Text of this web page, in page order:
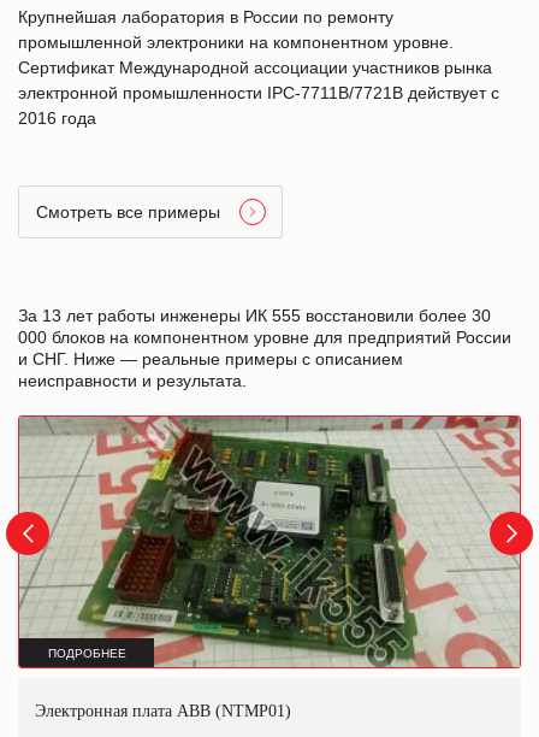
Крупнейшая лаборатория в России по ремонту
промышленной электроники на компонентном уровне.
Сертификат Международной ассоциации участников рынка
электронной промышленности IPC-7711B/7721B действует с
2016 года
Смотреть все примеры
За 13 лет работы инженеры ИК 555 восстановили более 30
000 блоков на компонентном уровне для предприятий России
и СНГ. Ниже — реальные примеры с описанием
неисправности и результата.
ПОДРОБНЕЕ
Электронная плата ABB (NTMP01)